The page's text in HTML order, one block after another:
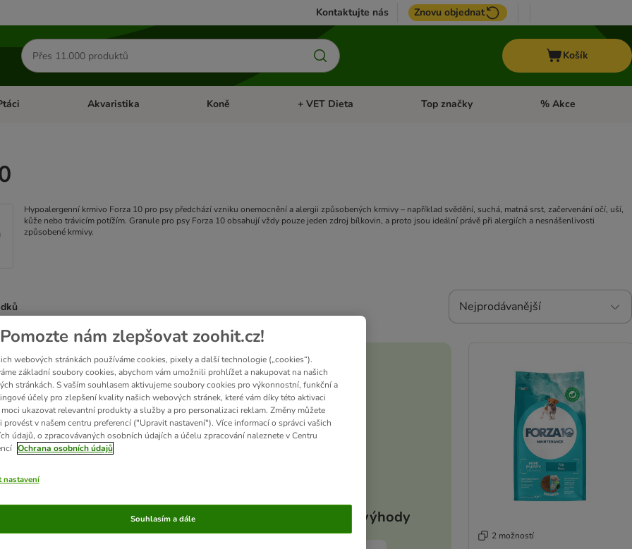
Kontaktujte nás Znovu objednat
Hledat
produkty
Košík
menu: Malá zvířataOtevřít menu: Ptáci
Akvaristika Otevřít menu: Akvaristika
Koně Otevřít menu: Koně
+ VET Dieta Otevřít menu: + VET Dieta
Top značky Otevřít menu: Top
% Akce
Hypoalergenní krmivo Forza 10 pro psy předchází vzniku onemocnění a alergii způsobených krmivy – například svědění, suchá, matná srst, začervenání očí, uší,
kůže nebo trávicím potížím. Granule pro psy Forza 10 obsahují vždy pouze jeden zdroj bílkovin, a proto jsou ideální právě při alergiích a nesnášenlivosti
způsobené krmivy.
Nejprodávanější
been changed
2 možností
Vaše výhody
2 možností
Pomozte nám zlepšovat zoohit.cz!
webových stránkách používáme cookies, pixely a další technologie („cookies“).
základní soubory cookies, abychom vám umožnili prohlížet a nakupovat na našich
stránkách. S vaším souhlasem aktivujeme soubory cookies pro výkonnostní, funkční a
účely pro zlepšení kvality našich webových stránek, které vám díky této aktivaci
ukazovat relevantní produkty a služby a pro personalizaci reklam. Změny můžete
provést v našem centru preferencí ("Upravit nastavení"). Více informací o správci vašich
údajů, o zpracovávaných osobních údajích a účelu zpracování naleznete v Centru
Ochrana osobních údajů
nastavení
Souhlasím a dále